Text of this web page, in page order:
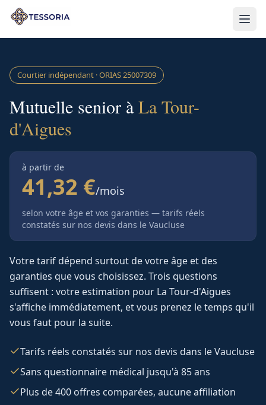
Aller au contenu principal
Courtier indépendant · ORIAS25007309
Mutuelle senior àLa Tour-
d'Aigues
à partir de
41,32 €/mois
selon votre âge et vos garanties — tarifs réels
constatés sur nos devis dans le Vaucluse
Votre tarif dépend surtout de votre âge et des
garanties que vous choisissez. Trois questions
suffisent : votre estimation pour La Tour-d'Aigues
s'affiche immédiatement, et vous prenez le temps qu'il
vous faut pour la suite.
Tarifs réels constatés sur nos devis dans le Vaucluse
Sans questionnaire médical jusqu'à 85 ans
Plus de 400 offres comparées, aucune affiliation